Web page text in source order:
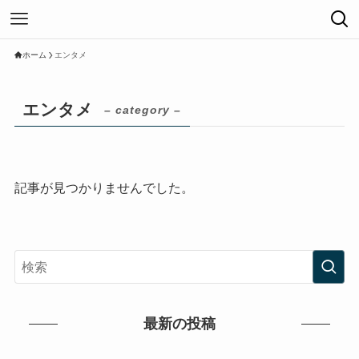
ホーム エンタメ
エンタメ – category –
記事が見つかりませんでした。
最新の投稿